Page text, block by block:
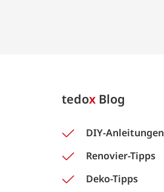
tedox Blog
DIY-Anleitungen
Renovier-Tipps
Deko-Tipps